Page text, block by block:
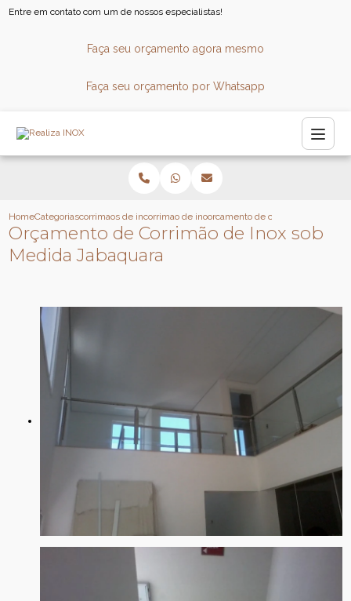
Entre em contato com um de nossos especialistas!
Faça seu orçamento agora mesmo
Faça seu orçamento por Whatsapp
HomeCategoriascorrimaos de inoxcorrimao de inox para escadaorcamento de corrimao de inox
Orçamento de Corrimão de Inox sob
Medida Jabaquara